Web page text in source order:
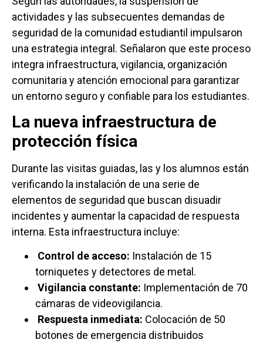
actividades y las subsecuentes demandas de
seguridad de la comunidad estudiantil impulsaron
una estrategia integral. Señalaron que este proceso
integra infraestructura, vigilancia, organización
comunitaria y atención emocional para garantizar
un entorno seguro y confiable para los estudiantes.
La nueva infraestructura de
protección física
Durante las visitas guiadas, las y los alumnos están
verificando la instalación de una serie de
elementos de seguridad que buscan disuadir
incidentes y aumentar la capacidad de respuesta
interna. Esta infraestructura incluye:
Control de acceso: Instalación de 15
torniquetes y detectores de metal.
Vigilancia constante: Implementación de 70
cámaras de videovigilancia.
Respuesta inmediata: Colocación de 50
botones de emergencia distribuidos